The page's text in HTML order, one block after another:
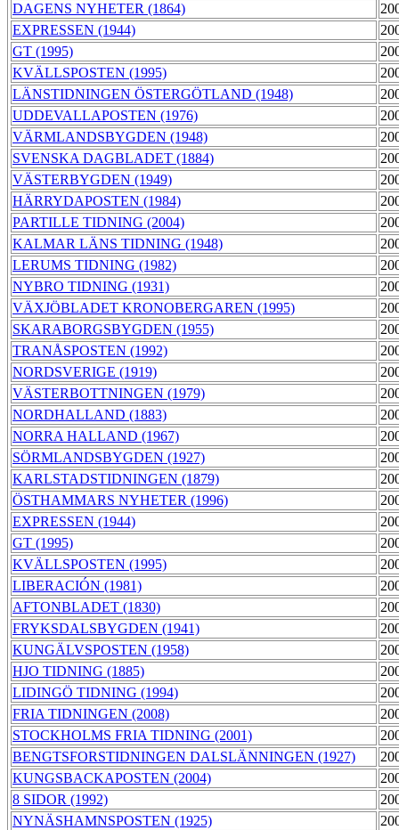
DAGENS NYHETER (1864)
EXPRESSEN (1944)
GT (1995)
KVÄLLSPOSTEN (1995)
LÄNSTIDNINGEN ÖSTERGÖTLAND (1948)
UDDEVALLAPOSTEN (1976)
VÄRMLANDSBYGDEN (1948)
SVENSKA DAGBLADET (1884)
VÄSTERBYGDEN (1949)
HÄRRYDAPOSTEN (1984)
PARTILLE TIDNING (2004)
KALMAR LÄNS TIDNING (1948)
LERUMS TIDNING (1982)
NYBRO TIDNING (1931)
VÄXJÖBLADET KRONOBERGAREN (1995)
SKARABORGSBYGDEN (1955)
TRANÅSPOSTEN (1992)
NORDSVERIGE (1919)
VÄSTERBOTTNINGEN (1979)
NORDHALLAND (1883)
NORRA HALLAND (1967)
SÖRMLANDSBYGDEN (1927)
KARLSTADSTIDNINGEN (1879)
ÖSTHAMMARS NYHETER (1996)
EXPRESSEN (1944)
GT (1995)
KVÄLLSPOSTEN (1995)
LIBERACIÓN (1981)
AFTONBLADET (1830)
FRYKSDALSBYGDEN (1941)
KUNGÄLVSPOSTEN (1958)
HJO TIDNING (1885)
LIDINGÖ TIDNING (1994)
FRIA TIDNINGEN (2008)
STOCKHOLMS FRIA TIDNING (2001)
BENGTSFORSTIDNINGEN DALSLÄNNINGEN (1927)
KUNGSBACKAPOSTEN (2004)
8 SIDOR (1992)
NYNÄSHAMNSPOSTEN (1925)